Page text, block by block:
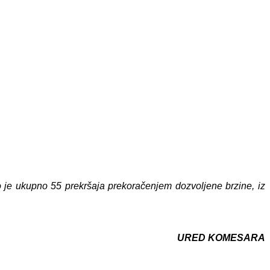
ukupno 55 prekršaja prekoračenjem dozvoljene brzine, iz
URED KOMESARA